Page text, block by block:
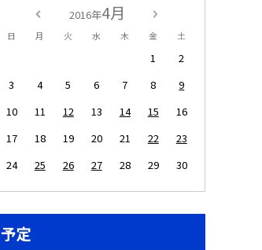
2016年4月
日 月 火 水 木 金 土
1
2
3
4 5 6 7 8
9
10
11 12 13 14 15
16
17
18 19 20 21 22
23
24
25 26 27 28 29 30
予定